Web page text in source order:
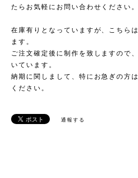
たらお気軽にお問い合わせください。
在庫有りとなっていますが、こちら
ます。
ご注文確定後に制作を致しますので
いています。
納期に関しまして、特にお急ぎの方
ください。
通報する